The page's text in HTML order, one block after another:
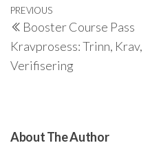
Post
navigation
Previous
Post
PREVIOUS
Booster Course Pass
Kravprosess: Trinn, Krav,
Verifisering
About The Author